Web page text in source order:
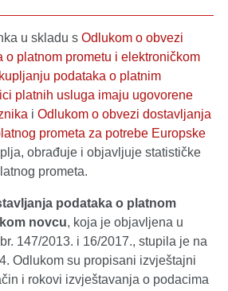
u skladu s Odlukom o obvezi
o platnom prometu i elektroničkom
podataka o platnim
platnih usluga imaju ugovorene
i Odlukom o obvezi dostavljanja
prometa za potrebe Europske
obrađuje i objavljuje statističke
prometa.
podataka o platnom
novcu, koja je objavljena u
147/2013. i 16/2017., stupila je na
Odlukom su propisani izvještajni
i rokovi izvještavanja o podacima